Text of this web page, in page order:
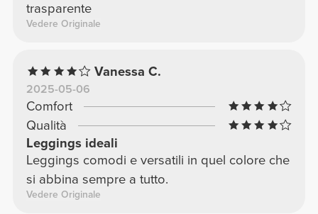
trasparente
Vedere Originale
Vanessa C.
2025-05-06
Comfort
Qualità
Leggings ideali
Leggings comodi e versatili in quel colore che
si abbina sempre a tutto.
Vedere Originale